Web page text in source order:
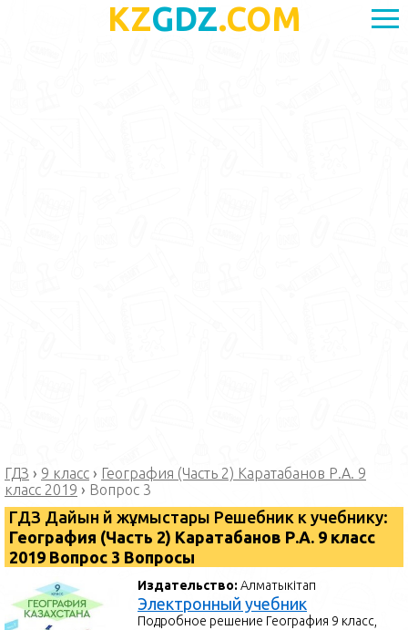
KZGDZ.COM
ГДЗ › 9 класс › География (Часть 2) Каратабанов Р.А. 9
класс 2019 › Вопрос 3
ГДЗ Дайын үй жұмыстары Решебник к учебнику:
География (Часть 2) Каратабанов Р.А. 9 класс
2019 Вопрос 3 Вопросы
Издательство:Алматыкітап
Электронный учебник
Подробное решение География 9 класс,